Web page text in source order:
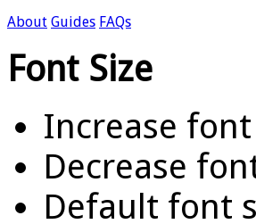
About Guides FAQs
Font Size
Increase font
Decrease
Default font